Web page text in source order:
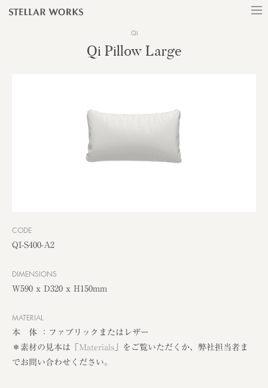
QI
Qi Pillow Large
CODE
QI-S400-A2
DIMENSIONS
W590 x D320 x H150mm
MATERIAL
本 体 ：ファブリックまたはレザー
＊素材の見本は「 Materials 」をご覧いただくか、弊社担当者ま
でお問い合わせください。